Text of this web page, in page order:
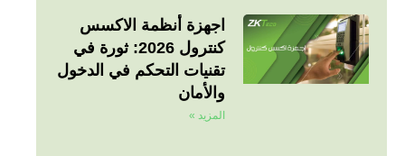
اجهزة أنظمة الاكسس
كنترول 2026: ثورة في
تقنيات التحكم في الدخول
والأمان
المزيد »